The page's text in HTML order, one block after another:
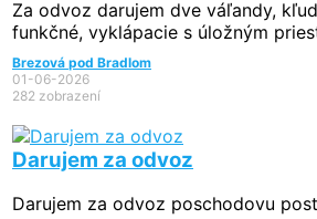
Za odvoz darujem dve váľandy,
funkčné, vyklápacie s úložným
Brezová pod Bradlom
01-06-2026
282 zobrazení
Darujem za odvoz
Darujem za odvoz poschodovu